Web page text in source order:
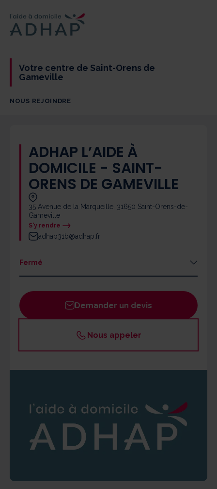
Votre centre de Saint-Orens de
Gameville
NOUS REJOINDRE
ADHAP L’AIDE À
DOMICILE - SAINT-
ORENS DE GAMEVILLE
35 Avenue de la Marqueille, 31650 Saint-Orens-de-
Gameville
S'y rendre
adhap31b@adhap.fr
Fermé
Mardi
09h - 12h / 14h - 18h
Mercredi
09h - 12h / 14h - 18h
Jeudi
09h - 12h / 14h - 18h
09h - 12h / 14h - 18h
Demander un devis
Nous appeler